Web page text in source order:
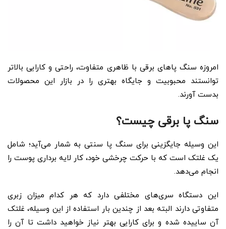
امروزه سنگ پاهای برقی با ظاهری متفاوت، راحتی و کارایی بالاتر
توانستند محبوبیت و جایگاه بهتری را در بازار این محصولات
بدست آورند.
سنگ پا برقی چیست؟
این وسیله جایگزینی برای سنگ پا سنتی به شمار می‌آید؛ شامل
یک غلتک است که با حرکت چرخشی خود، کار لایه برداری پوست را
انجام می‌دهد.
این دستگاه سری‌های مختلفی دارد که هر کدام میزان زبری
متفاوتی دارند البته بعد از چندین بار استفاده از این وسیله، غلتک
آن ساییده شده و برای کارایی بهتر نیاز خواهید داشت تا آن را